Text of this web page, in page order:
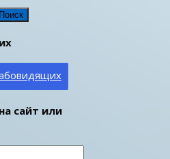
сайт или